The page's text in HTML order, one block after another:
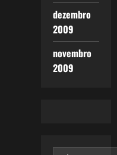
dezembro
2009
novembro
2009